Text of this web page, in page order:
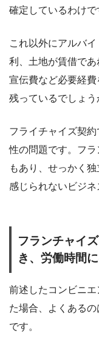
確定しているわけで
これ以外にアルバ
利、土地が賃借で
宣伝費など必要経
残っているでしょう
フライチャイズ契
性の問題です。フ
もあり、せっかく
感じられないビジネ
フランチャイ
き、労働時間
前述したコンビニ
た場合、よくある
です。